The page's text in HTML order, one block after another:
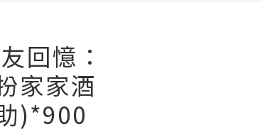
回憶：
家家酒
)*900